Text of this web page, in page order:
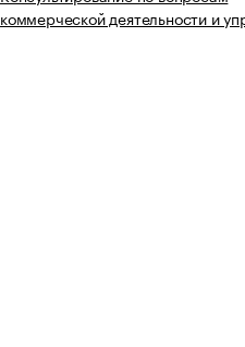
коммерческой деятельности и